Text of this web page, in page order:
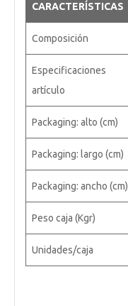
CARACTERÍSTICAS
Composición
Especificaciones
artículo
Packaging: alto (cm)
Packaging: largo (cm)
Packaging: ancho (cm)
Peso caja (Kgr)
Unidades/caja